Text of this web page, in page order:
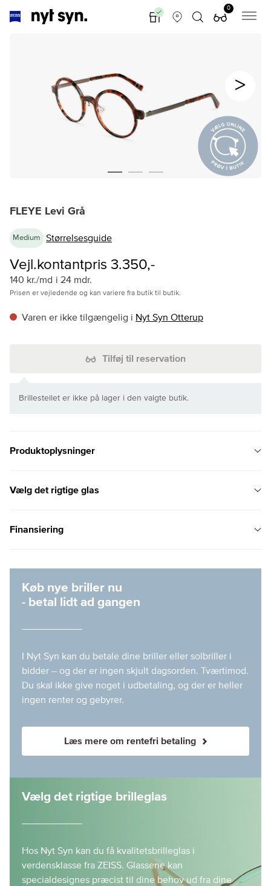
0
FLEYE Levi Grå
Medium Størrelsesguide
Vejl.kontantpris 3.350,-
140 kr./md i 24 mdr.
Prisen er vejledende og kan variere fra butik til butik.
Varen er ikke tilgængelig i Nyt Syn Otterup
Tilføj til reservation
Brillestellet er ikke på lager i den valgte butik.
Produktoplysninger
Vælg det rigtige glas
Finansiering
Køb nye briller nu
- betal lidt ad gangen
I Nyt Syn kan du betale dine briller eller solbriller i
bidder – og der er ingen skjult dagsorden. Tværtimod.
Du skal ikke give noget i udbetaling, og der er heller
ingen renter og gebyrer.
Læs mere om rentefri betaling
Vælg det rigtige brilleglas
Hos Nyt Syn kan du få kvalitetsbrilleglas i
verdensklasse fra ZEISS. Glassene kan
specialdesignes præcist til dine behov ud fra dine